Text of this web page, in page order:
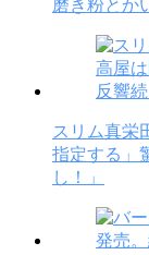
磨き粉とか
スリム真栄
指定する」
し！」